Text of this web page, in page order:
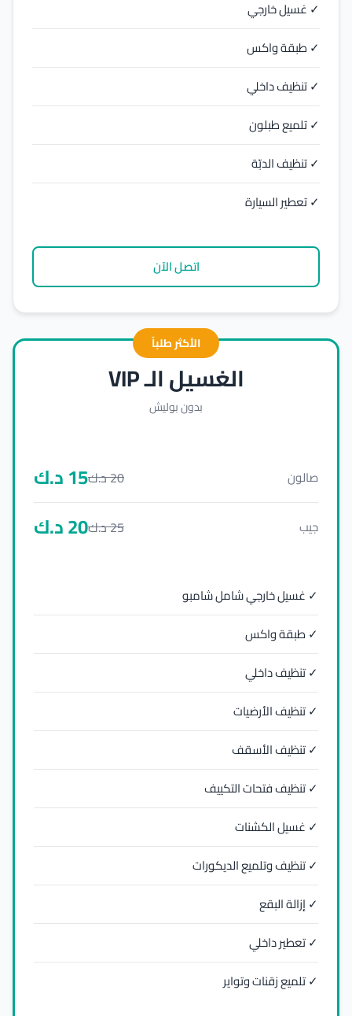
✓ غسيل خارجي
✓ طبقة واكس
✓ تنظيف داخلي
✓ تلميع طبلون
✓ تنظيف الدبّة
✓ تعطير السيارة
اتصل الآن
الأكثر طلباً
الغسيل الـ VIP
بدون بوليش
صالون 20د.ك15د.ك
جيب 25د.ك20د.ك
✓ غسيل خارجي شامل شامبو
✓ طبقة واكس
✓ تنظيف داخلي
✓ تنظيف الأرضيات
✓ تنظيف الأسقف
✓ تنظيف فتحات التكييف
✓ غسيل الكشنات
✓ تنظيف وتلميع الديكورات
✓ إزالة البقع
✓ تعطير داخلي
✓ تلميع زقنات وتواير